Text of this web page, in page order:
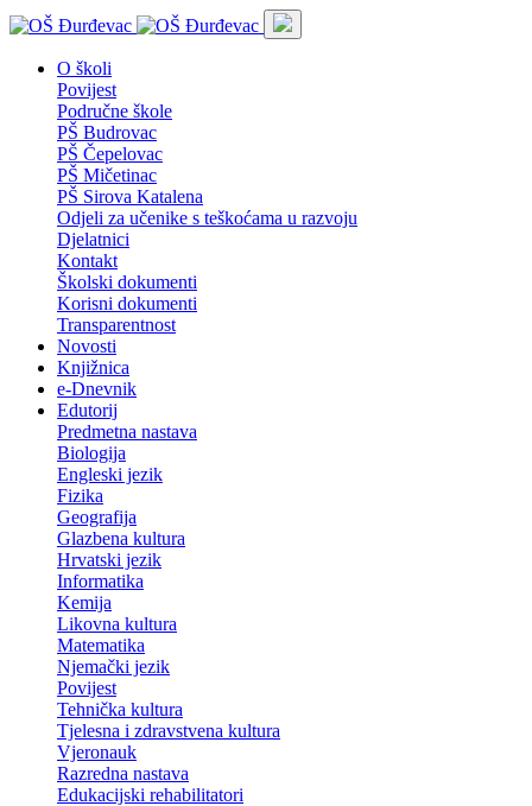
O školi
Povijest
Područne škole
PŠ Budrovac
PŠ Čepelovac
PŠ Mičetinac
PŠ Sirova Katalena
Odjeli za učenike s teškoćama u razvoju
Djelatnici
Kontakt
Školski dokumenti
Korisni dokumenti
Transparentnost
Novosti
Knjižnica
e-Dnevnik
Edutorij
Predmetna nastava
Biologija
Engleski jezik
Fizika
Geografija
Glazbena kultura
Hrvatski jezik
Informatika
Kemija
Likovna kultura
Matematika
Njemački jezik
Povijest
Tehnička kultura
Tjelesna i zdravstvena kultura
Vjeronauk
Razredna nastava
Edukacijski rehabilitatori